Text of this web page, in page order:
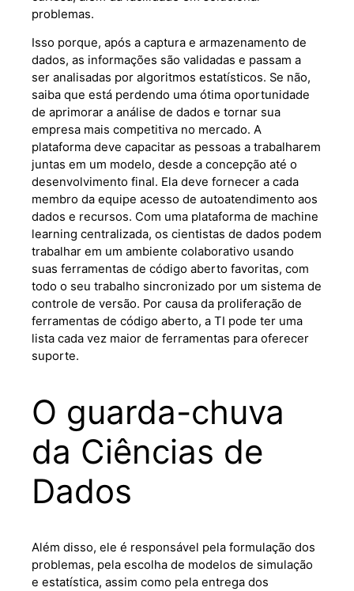
problemas.
Isso porque, após a captura e armazenamento de
dados, as informações são validadas e passam a
ser analisadas por algoritmos estatísticos. Se não,
saiba que está perdendo uma ótima oportunidade
de aprimorar a análise de dados e tornar sua
empresa mais competitiva no mercado. A
plataforma deve capacitar as pessoas a trabalharem
juntas em um modelo, desde a concepção até o
desenvolvimento final. Ela deve fornecer a cada
membro da equipe acesso de autoatendimento aos
dados e recursos. Com uma plataforma de machine
learning centralizada, os cientistas de dados podem
trabalhar em um ambiente colaborativo usando
suas ferramentas de código aberto favoritas, com
todo o seu trabalho sincronizado por um sistema de
controle de versão. Por causa da proliferação de
ferramentas de código aberto, a TI pode ter uma
lista cada vez maior de ferramentas para oferecer
suporte.
O guarda-chuva
da Ciências de
Dados
Além disso, ele é responsável pela formulação dos
problemas, pela escolha de modelos de simulação
e estatística, assim como pela entrega dos